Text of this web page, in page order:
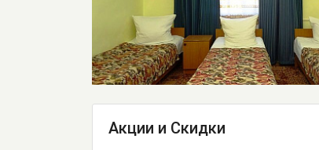
Акции и Скидки